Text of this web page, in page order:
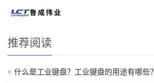
您的位置：主页
推荐阅读
什么是工业键盘？工业键盘的用途有哪些？